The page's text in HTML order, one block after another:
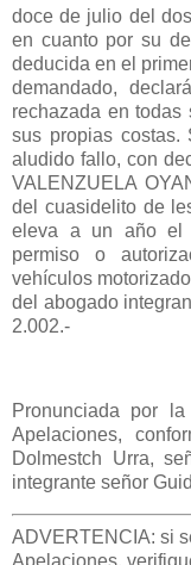
doce de julio del
en cuanto por su
deducida en el
demandado,
rechazada en
sus propias costas.
aludido fallo, con
VALENZUELA
del cuasidelito de
eleva a un año el
permiso o
vehículos
del abogado
2.002.-
Pronunciada por
Apelaciones,
Dolmestch Urra,
integrante señor
ADVERTENCIA: si
Apelaciones,